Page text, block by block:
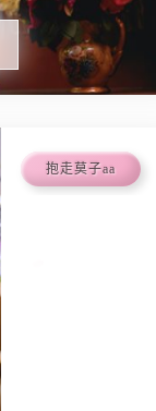
抱走莫子aa